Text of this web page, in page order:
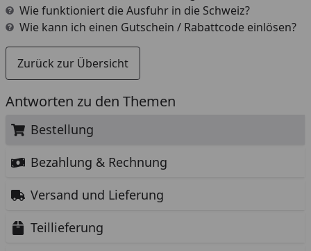
Antworten zu den Themen
Bestellung
Bezahlung & Rechnung
Versand und Lieferung
Teillieferung
Wie funktioniert die Ausfuhr in die Schweiz?
Wie kann ich einen Gutschein / Rabattcode einlösen?
Zurück zur Übersicht